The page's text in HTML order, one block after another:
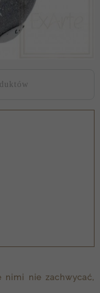
nimi nie zachwycać,